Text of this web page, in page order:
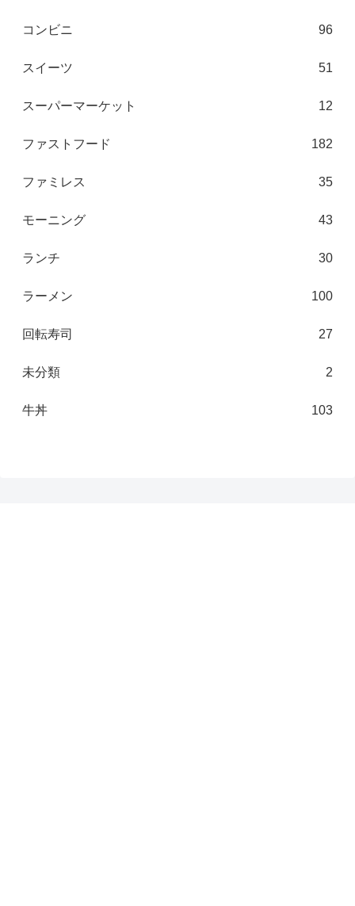
コンビニ 96
スイーツ 51
スーパーマーケット 12
ファストフード 182
ファミレス 35
モーニング 43
ランチ 30
ラーメン 100
回転寿司 27
未分類 2
牛丼 103